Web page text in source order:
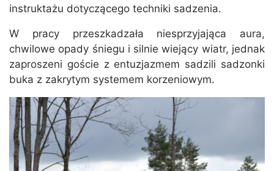
instruktażu dotyczącego techniki sadzenia.
W pracy przeszkadzała niesprzyjająca aura,
chwilowe opady śniegu i silnie wiejący wiatr, jednak
zaproszeni goście z entuzjazmem sadzili sadzonki
buka z zakrytym systemem korzeniowym.